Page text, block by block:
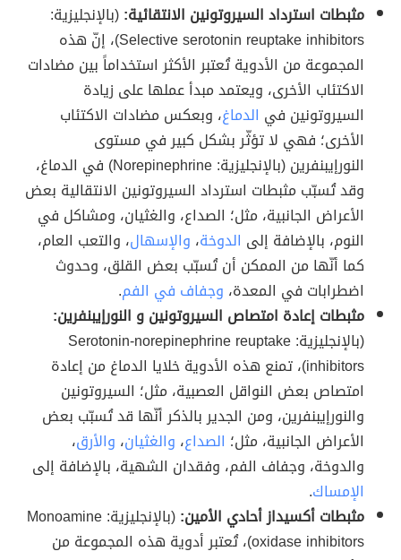
مثبطات استرداد السيروتونين الانتقائية:(بالإنجليزية:
Selective serotonin reuptake inhibitors)، إنّ هذه
المجموعة من الأدوية تُعتبر الأكثر استخداماً بين مضادات
الاكتئاب الأخرى، ويعتمد مبدأ عملها على زيادة
السيروتونين في الدماغ، وبعكس مضادات الاكتئاب
الأخرى؛ فهي لا تؤثّر بشكل كبير في مستوى
النورإيبنفرين (بالإنجليزية: Norepinephrine) في الدماغ،
وقد تُسبّب مثبطات استرداد السيروتونين الانتقالية بعض
الأعراض الجانبية، مثل؛ الصداع، والغثيان، ومشاكل في
النوم، بالإضافة إلى الدوخة، والإسهال، والتعب العام،
كما أنّها من الممكن أن تُسبّب بعض القلق، وحدوث
اضطرابات في المعدة، وجفاف في الفم.
مثبطات إعادة امتصاص السيروتونين و النورإيبنفرين:
(بالإنجليزية: Serotonin-norepinephrine reuptake
inhibitors)، تمنع هذه الأدوية خلايا الدماغ من إعادة
امتصاص بعض النواقل العصبية، مثل؛ السيروتونين
والنورإيبنفرين، ومن الجدير بالذكر أنّها قد تُسبّب بعض
الأعراض الجانبية، مثل؛ الصداع، والغثيان، والأرق،
والدوخة، وجفاف الفم، وفقدان الشهية، بالإضافة إلى
الإمساك.
مثبطات أكسيداز أحادي الأمين:
(بالإنجليزية: Monoamine
oxidase inhibitors)، تُعتبر أدوية هذه المجموعة من